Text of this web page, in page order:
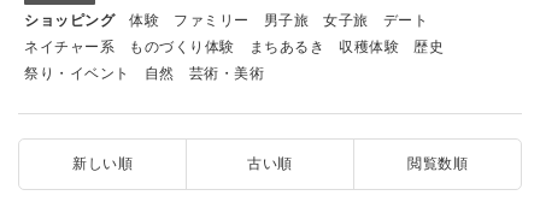
ショッピング 体験 ファミリー 男子旅 女子旅
デート
ネイチャー系
ものづくり体験 まちあるき 収穫体験
歴史
祭り・イベント
自然 芸術・美術
新しい順 古い順 閲覧数順